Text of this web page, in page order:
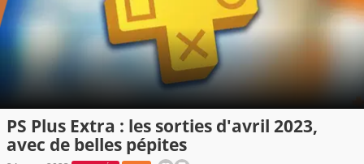
PS Plus Extra : les sorties d'avril 2023,
avec de belles pépites